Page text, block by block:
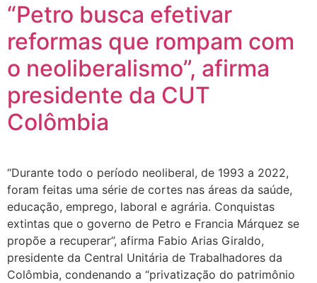
“Petro busca efetivar
reformas que rompam com
o neoliberalismo”, afirma
presidente da CUT
Colômbia
“Durante todo o período neoliberal, de 1993 a 2022,
foram feitas uma série de cortes nas áreas da saúde,
educação, emprego, laboral e agrária. Conquistas
extintas que o governo de Petro e Francia Márquez se
propõe a recuperar”, afirma Fabio Arias Giraldo,
presidente da Central Unitária de Trabalhadores da
Colômbia, condenando a “privatização do patrimônio